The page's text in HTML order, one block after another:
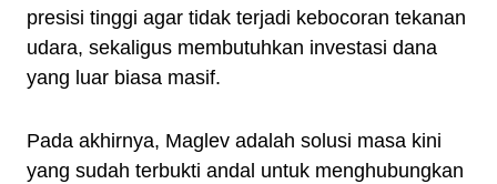
presisi tinggi agar tidak terjadi kebocoran tekanan
udara, sekaligus membutuhkan investasi dana
yang luar biasa masif.
Pada akhirnya, Maglev adalah solusi masa kini
yang sudah terbukti andal untuk menghubungkan